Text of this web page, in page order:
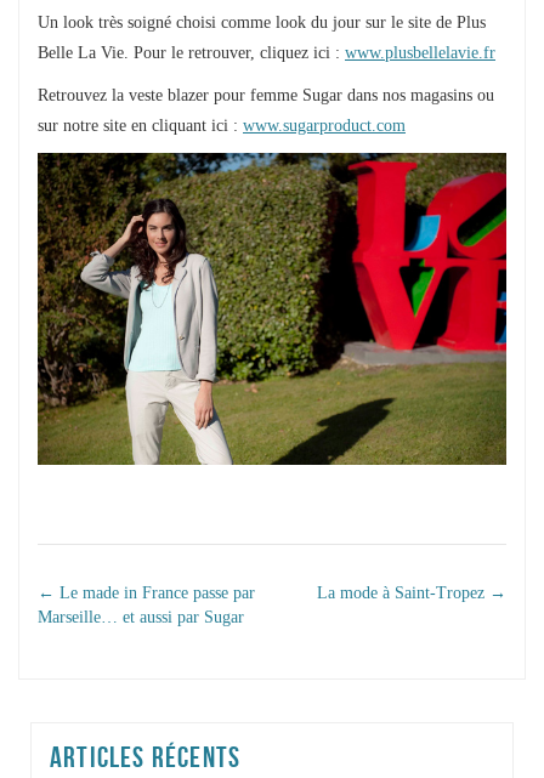
Un look très soigné choisi comme look du jour sur le site de Plus
Belle La Vie. Pour le retrouver, cliquez ici : www.plusbellelavie.fr
Retrouvez la veste blazer pour femme Sugar dans nos magasins ou
sur notre site en cliquant ici : www.sugarproduct.com
NAVIGATION DANS
← Le made in France passe par
Marseille… et aussi par Sugar
La mode à Saint-Tropez →
ARTICLES RÉCENTS